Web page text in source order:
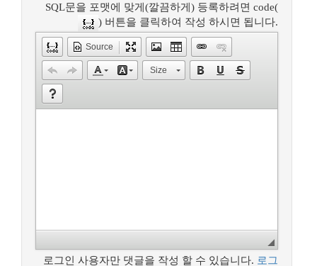
SQL문을 포맷에 맞게(깔끔하게) 등록하려면 code(
) 버튼을 클릭하여 작성 하시면 됩니다.
Source
Size
로그인 사용자만 댓글을 작성 할 수 있습니다. 로그